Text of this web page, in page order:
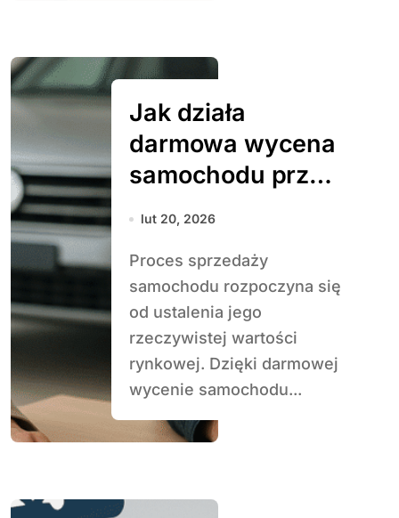
Jak działa
darmowa wycena
samochodu przy
sprzedaży
lut 20, 2026
Proces sprzedaży
samochodu rozpoczyna się
od ustalenia jego
rzeczywistej wartości
rynkowej. Dzięki darmowej
wycenie samochodu...